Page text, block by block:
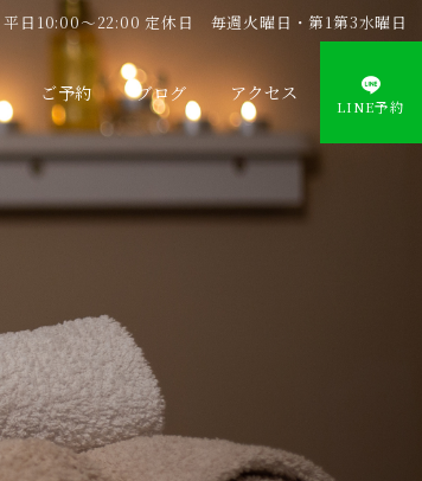
平日10:00〜22:00 定休日 毎週火曜日・第1第3水曜日
ご予約 ブログ アクセス
LINE予約